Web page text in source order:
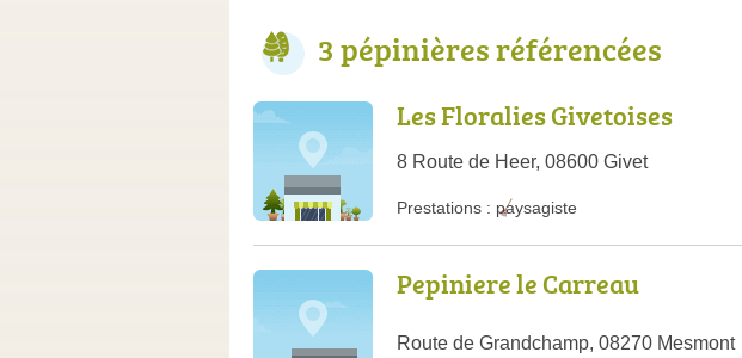
3 pépinières référencées
Les Floralies Givetoises
8 Route de Heer, 08600 Givet
Prestations : paysagiste
Pepiniere le Carreau
Route de Grandchamp, 08270 Mesmont